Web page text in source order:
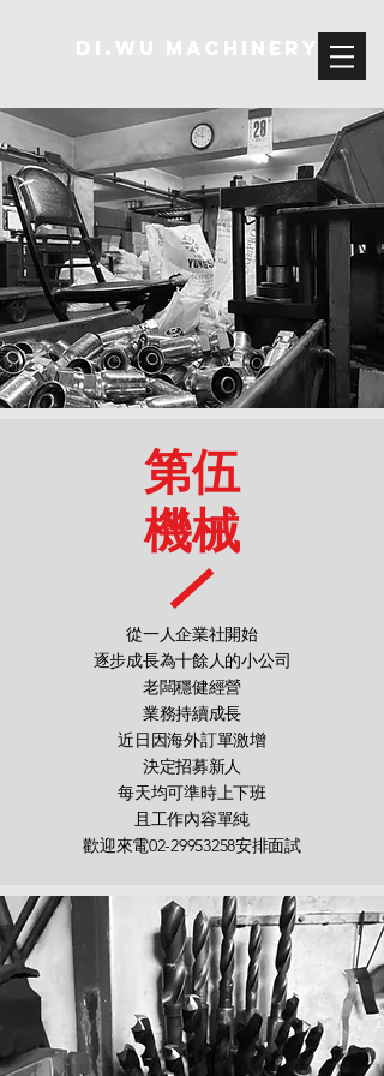
DI.WU Machinery
第伍
機械
從一人企業社開始
逐步成長為十餘人的小公司
老闆穩健經營
業務持續成長
近日因海外訂單激增
決定招募新人
每天均可準時上下班
且工作內容單純
​歡迎來電02-29953258安排面試